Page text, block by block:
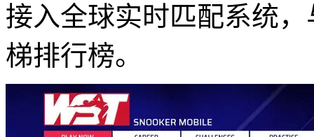
接入全球实时匹配系统
梯排行榜。